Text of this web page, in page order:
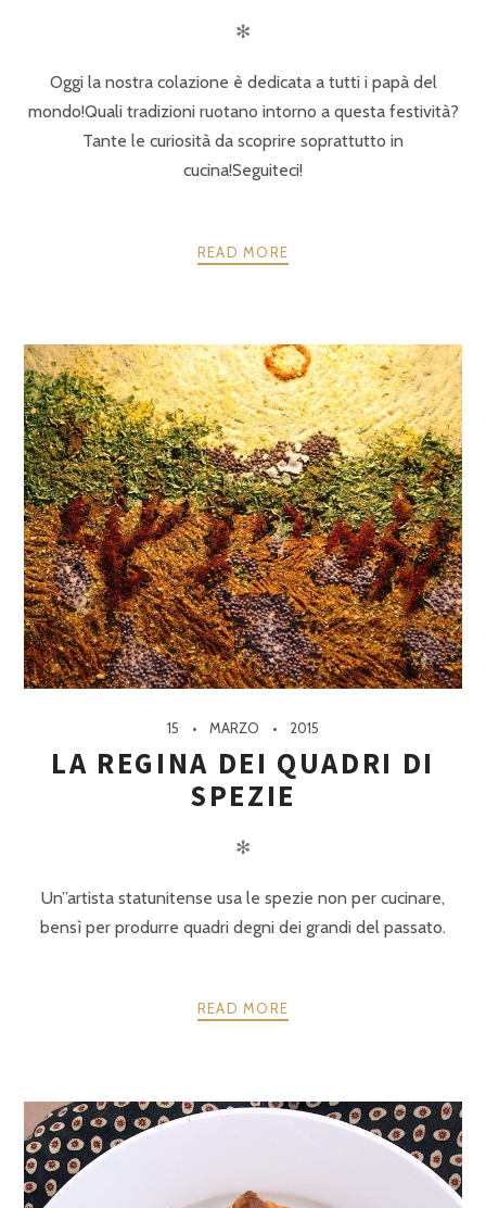
✻
Oggi la nostra colazione è dedicata a tutti i papà del
mondo!Quali tradizioni ruotano intorno a questa festività?
Tante le curiosità da scoprire soprattutto in
cucina!Seguiteci!
READ MORE
15 MARZO 2015
LA REGINA DEI QUADRI DI
SPEZIE
✻
Un”artista statunitense usa le spezie non per cucinare,
bensì per produrre quadri degni dei grandi del passato.
READ MORE